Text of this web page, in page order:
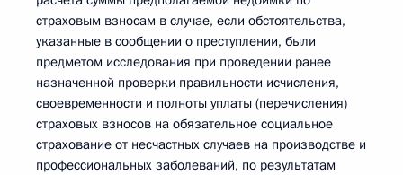
страховым взносам в случае, если обстоятельства,
указанные в сообщении о преступлении, были
предметом исследования при проведении ранее
назначенной проверки правильности исчисления,
своевременности и полноты уплаты (перечисления)
страховых взносов на обязательное социальное
страхование от несчастных случаев на производстве и
профессиональных заболеваний, по результатам